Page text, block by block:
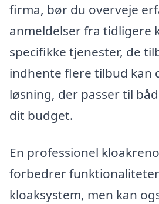
firma, bør du overveje
anmeldelser fra tidligere
specifikke tjenester, de
indhente flere tilbud kan
løsning, der passer til
dit budget.
En professionel
forbedrer
kloaksystem, men kan